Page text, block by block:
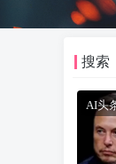
搜索
AI头